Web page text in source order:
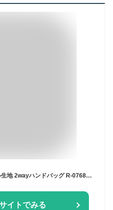
[キタムラ] 弱撥水のポリエステル生地 2wayハンドバッグ R-0768 レディース ブラック／サンドベージュ [黒] 15521
イトでみる